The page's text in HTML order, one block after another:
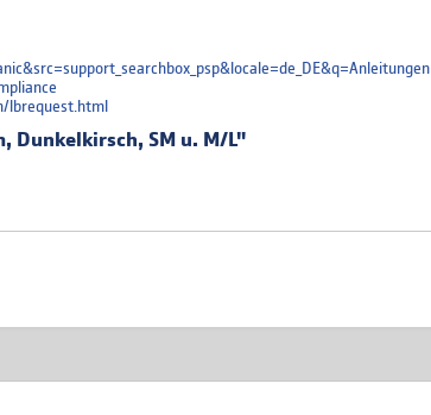
lbrequest.html
SM u. M/L"